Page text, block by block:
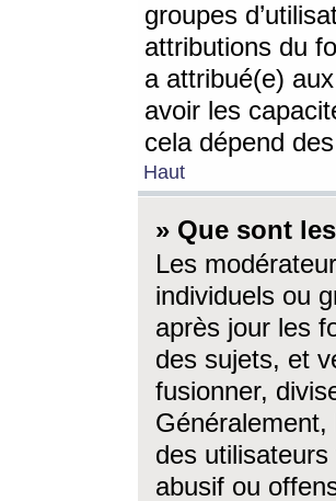
groupes
attributions du
a attribué(e)
avoir les
cela dépend
Haut
» Que sont
Les
individuels ou
après jour les
des sujets, et
fusionner,
des
abusif ou